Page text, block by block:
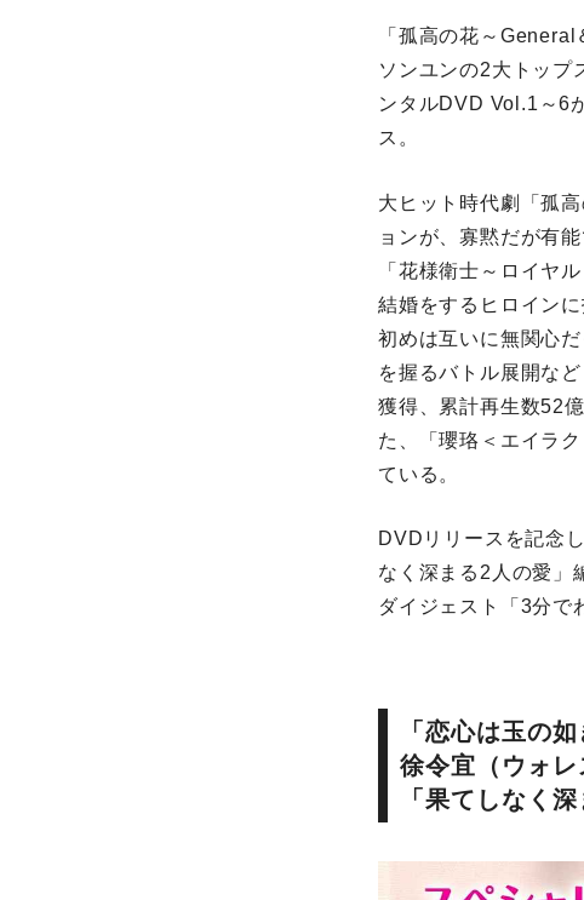
「孤高の花～
ソンユンの2大トップ
ンタルDVD Vol.1～6
ス。
大ヒット時代劇「孤
ョンが、寡黙だが有
「花様衛士～ロイヤ
結婚をするヒロイン
初めは互いに無関心
を握るバトル展開な
獲得、累計再生数52
た、「瓔珞＜エイラ
ている。
DVDリリースを記念
なく深まる2人の愛」
ダイジェスト「3分で
「恋心は玉の
徐令宜（ウォレ
「果てしなく